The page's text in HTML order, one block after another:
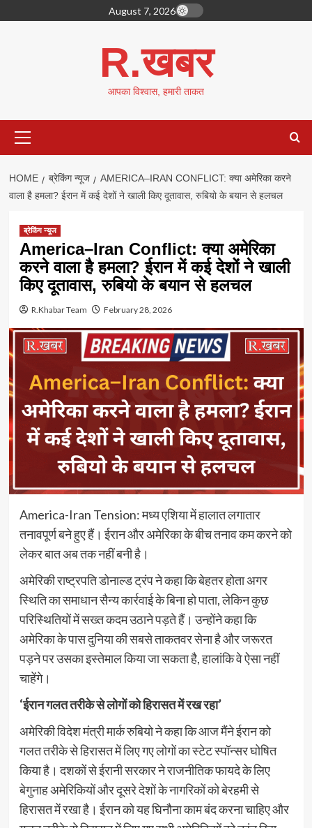
to
August 7, 2026
R.खबर
आपका विश्वास, हमारी ताकत
Menu
HOME ब्रेकिंग न्यूज
AMERICA–IRAN CONFLICT: क्या अमेरिका करने
वाला है हमला? ईरान में कई देशों ने खाली किए दूतावास, रुबियो के बयान से हलचल
ब्रेकिंग न्यूज
America–Iran Conflict: क्या अमेरिका
करने वाला है हमला? ईरान में कई देशों ने खाली
किए दूतावास, रुबियो के बयान से हलचल
R.Khabar Team February 28, 2026
America-Iran Tension: मध्य एशिया में हालात लगातार
तनावपूर्ण बने हुए हैं। ईरान और अमेरिका के बीच तनाव कम करने को
लेकर बात अब तक नहीं बनी है।
अमेरिकी राष्ट्रपति डोनाल्ड ट्रंप ने कहा कि बेहतर होता अगर
स्थिति का समाधान सैन्य कार्रवाई के बिना हो पाता, लेकिन कुछ
परिस्थितियों में सख्त कदम उठाने पड़ते हैं। उन्होंने कहा कि
अमेरिका के पास दुनिया की सबसे ताकतवर सेना है और जरूरत
पड़ने पर उसका इस्तेमाल किया जा सकता है, हालांकि वे ऐसा नहीं
चाहेंगे।
‘ईरान गलत तरीके से लोगों को हिरासत में रख रहा’
अमेरिकी विदेश मंत्री मार्क रुबियो ने कहा कि आज मैंने ईरान को
गलत तरीके से हिरासत में लिए गए लोगों का स्टेट स्पॉन्सर घोषित
किया है। दशकों से ईरानी सरकार ने राजनीतिक फायदे के लिए
बेगुनाह अमेरिकियों और दूसरे देशों के नागरिकों को बेरहमी से
हिरासत में रखा है। ईरान को यह घिनौना काम बंद करना चाहिए और